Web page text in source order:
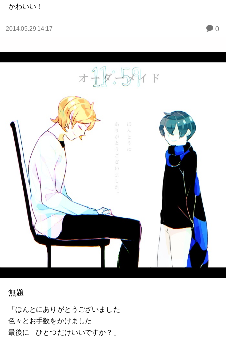
かわいい！
2014.05.29 14:17 0
無題
「ほんとにありがとうございました
色々とお手数をかけました
最後に ひとつだけいいですか？」